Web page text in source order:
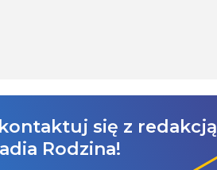
się z redakcją
Rodzina!